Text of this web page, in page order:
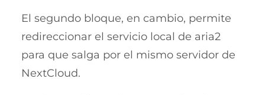
El segundo bloque, en cambio, permite
redireccionar el servicio local de aria2
para que salga por el mismo servidor de
NextCloud.